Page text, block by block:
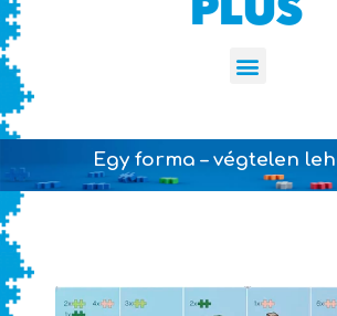
Egy forma – végtelen